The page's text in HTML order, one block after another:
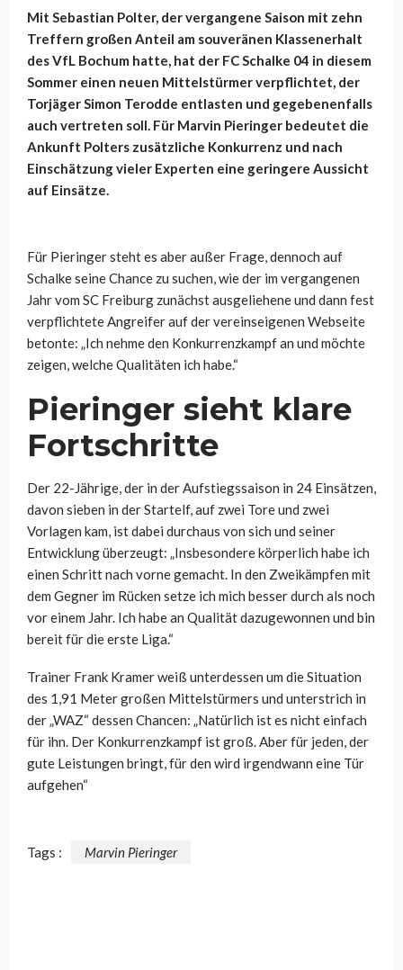
Mit Sebastian Polter, der vergangene Saison mit zehn
Treffern großen Anteil am souveränen Klassenerhalt
des VfL Bochum hatte, hat der FC Schalke 04 in diesem
Sommer einen neuen Mittelstürmer verpflichtet, der
Torjäger Simon Terodde entlasten und gegebenenfalls
auch vertreten soll. Für Marvin Pieringer bedeutet die
Ankunft Polters zusätzliche Konkurrenz und nach
Einschätzung vieler Experten eine geringere Aussicht
auf Einsätze.
Für Pieringer steht es aber außer Frage, dennoch auf
Schalke seine Chance zu suchen, wie der im vergangenen
Jahr vom SC Freiburg zunächst ausgeliehene und dann fest
verpflichtete Angreifer auf der vereinseigenen Webseite
betonte: „Ich nehme den Konkurrenzkampf an und möchte
zeigen, welche Qualitäten ich habe.“
Pieringer sieht klare
Fortschritte
Der 22-Jährige, der in der Aufstiegssaison in 24 Einsätzen,
davon sieben in der Startelf, auf zwei Tore und zwei
Vorlagen kam, ist dabei durchaus von sich und seiner
Entwicklung überzeugt: „Insbesondere körperlich habe ich
einen Schritt nach vorne gemacht. In den Zweikämpfen mit
dem Gegner im Rücken setze ich mich besser durch als noch
vor einem Jahr. Ich habe an Qualität dazugewonnen und bin
bereit für die erste Liga.“
Trainer Frank Kramer weiß unterdessen um die Situation
des 1,91 Meter großen Mittelstürmers und unterstrich in
der „WAZ“ dessen Chancen: „Natürlich ist es nicht einfach
für ihn. Der Konkurrenzkampf ist groß. Aber für jeden, der
gute Leistungen bringt, für den wird irgendwann eine Tür
aufgehen“
Tags : Marvin Pieringer